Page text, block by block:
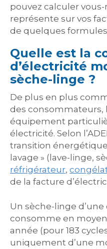
pouvez calculer
représente sur vos
de quelques
Quelle est la
d’électricité
sèche-linge ?
De plus en plus
des consommateurs,
équipement
électricité. Selon
transition
lavage » (lave-linge,
réfrigérateur,
de la facture
Un sèche-linge d’une
consomme en
année (pour 183
uniquement d’une